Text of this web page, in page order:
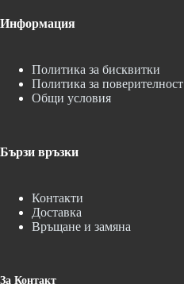
Информация
Политика за бисквитки
Политика за поверителност
Общи условия
Бързи връзки
Контакти
Доставка
Връщане и замяна
За Контакт